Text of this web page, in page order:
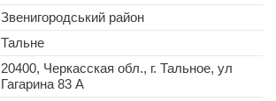
Звенигородський район
Тальне
20400, Черкасская обл., г. Тальное, ул
Гагарина 83 А